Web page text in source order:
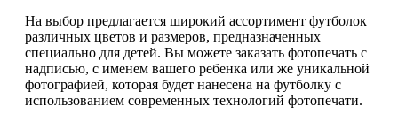
На выбор предлагается широкий ассортимент футболок
различных цветов и размеров, предназначенных
специально для детей. Вы можете заказать фотопечать с
надписью, с именем вашего ребенка или же уникальной
фотографией, которая будет нанесена на футболку с
использованием современных технологий фотопечати.